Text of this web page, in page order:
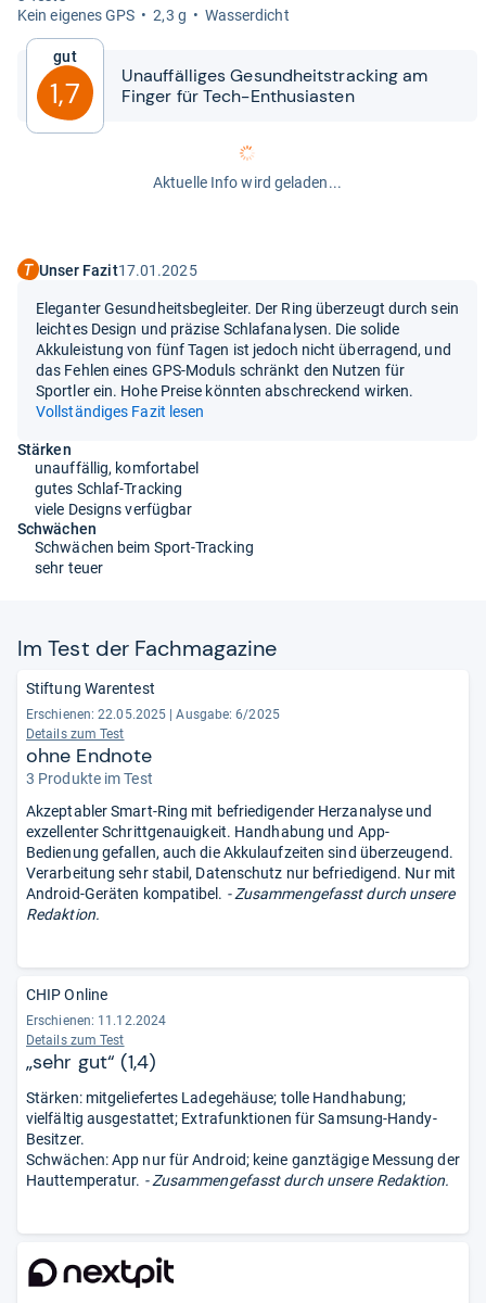
Kein eige­nes GPS
2,3 g Was­ser­dicht
Gut
1,7
Unauf­fäl­li­ges Gesund­heits­tracking am
Fin­ger für Tech-​​Enthu­sias­ten
Aktuelle Info wird geladen...
Unser Fazit17.01.2025
Eleganter Gesundheitsbegleiter. Der Ring überzeugt durch sein
leichtes Design und präzise Schlafanalysen. Die solide
Akkuleistung von fünf Tagen ist jedoch nicht überragend, und
das Fehlen eines GPS-Moduls schränkt den Nutzen für
Sportler ein. Hohe Preise könnten abschreckend wirken.
Vollständiges Fazit lesen
Stärken
unauffällig, komfortabel
gutes Schlaf-Tracking
viele Designs verfügbar
Schwächen
Schwächen beim Sport-Tracking
sehr teuer
Im Test der Fach­ma­ga­zine
Stiftung Warentest
Erschienen: 22.05.2025 | Ausgabe: 6/2025
Details zum Test
ohne Endnote
3 Produkte im Test
Akzeptabler Smart-Ring mit befriedigender Herzanalyse und
exzellenter Schrittgenauigkeit. Handhabung und App-
Bedienung gefallen, auch die Akkulaufzeiten sind überzeugend.
Verarbeitung sehr stabil, Datenschutz nur befriedigend. Nur mit
Android-Geräten kompatibel. - Zusammengefasst durch unsere
Redaktion.
CHIP Online
Erschienen: 11.12.2024
Details zum Test
„sehr gut“ (1,4)
Stärken: mitgeliefertes Ladegehäuse; tolle Handhabung;
vielfältig ausgestattet; Extrafunktionen für Samsung-Handy-
Besitzer.
Schwächen: App nur für Android; keine ganztägige Messung der
Hauttemperatur. - Zusammengefasst durch unsere Redaktion.